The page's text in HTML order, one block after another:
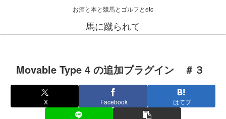
お酒と本と競馬とゴルフとetc
馬に蹴られて
Movable Type 4 の追加プラグイン ＃３
X Facebook はてブ